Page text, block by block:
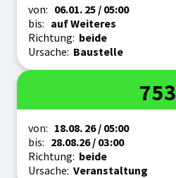
Zeitraum
von: 06.01. 25/ 05:00
bis: auf Weiteres
Richtung: beide
Ursache: Baustelle
Linie
753
Zeitraum
von: 18.08. 26/ 05:00
bis: 28.08.26/ 03:00
Richtung: beide
Ursache: Veranstaltung